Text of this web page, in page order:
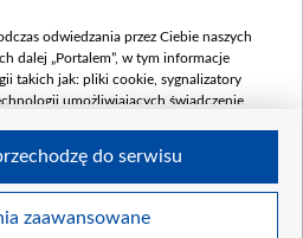
7 maja 180 mln, 8
000 000,00 PLN
odwiedzania przez Ciebie naszych
dalej „Portalem”, w tym informacje
takich jak: pliki cookie, sygnalizatory
umożliwiających świadczenie
odwiedzania przez Ciebie
zaawansowane
do serwisu